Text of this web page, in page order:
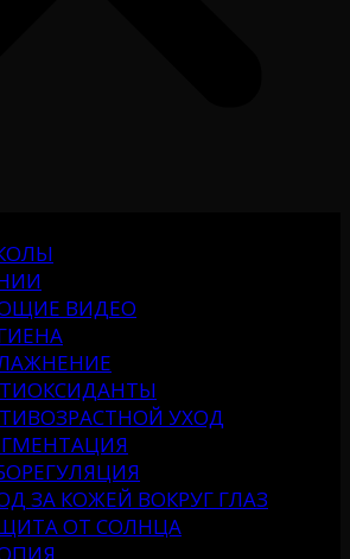
ВИДЕО
УХОД
ЗА КОЖЕЙ ВОКРУГ ГЛАЗ
ОТ СОЛНЦА